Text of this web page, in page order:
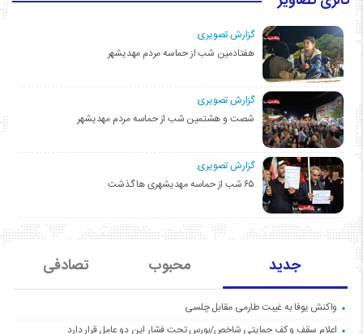
گزارش تصویری:
هفتادمین شب از حماسه مردم مهدیشهر
گزارش تصویری:
شصت و هشتمین شب از حماسه مردم مهدیشهر
گزارش تصویری:
۶۵ شب از حماسه مهدیشهری ها گذشت
جدید محبوب تصادفی
واکنش یوفا به غیبت طارمی مقابل چلسی
اعلام سقف و کف حمایتی شاخص/بورس تحت فشار این دو عامل قرار دارد